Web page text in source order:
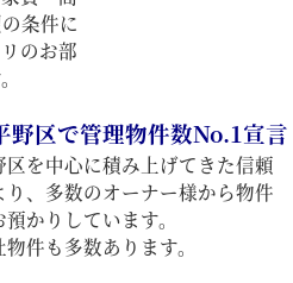
条件に
のお部
野区で管理物件数No.1宣言
区を中心に積み上げてきた信頼
り、多数のオーナー様から物件
預かりしています。
物件も多数あります。